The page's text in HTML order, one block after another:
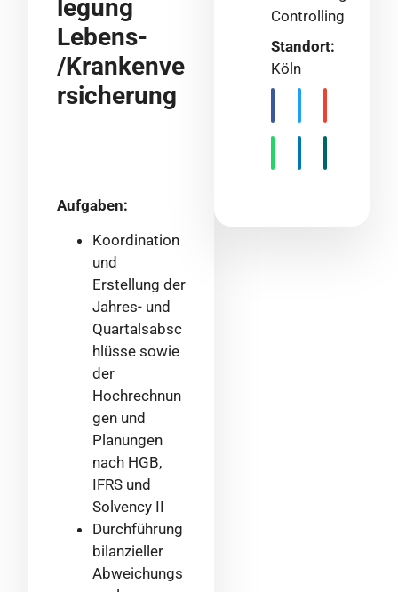
legung
Lebens-
/Krankenve
rsicherung
Aufgaben:
Koordination
und
Erstellung der
Jahres- und
Quartalsabsc
hlüsse sowie
der
Hochrechnun
gen und
Planungen
nach HGB,
IFRS und
Solvency II
Durchführung
bilanzieller
Abweichungs
Controlling
Standort:
Köln